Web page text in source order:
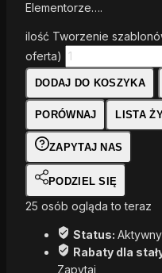
Elementorze….
ilość Tworzenie
oferta)
DODAJ DO KOSZYKA
PORÓWNAJ LISTA
ZAPYTAJ NAS
PODZIEL SIĘ
25 osób ogląda to teraz
Status:
Rabaty dla
Zapytaj